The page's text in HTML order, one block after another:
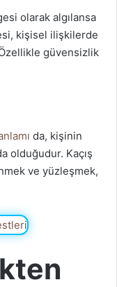
olarak algılansa
kişisel ilişkilerde
güvensizlik
da, kişinin
olduğudur. Kaçış
ve yüzleşmek,